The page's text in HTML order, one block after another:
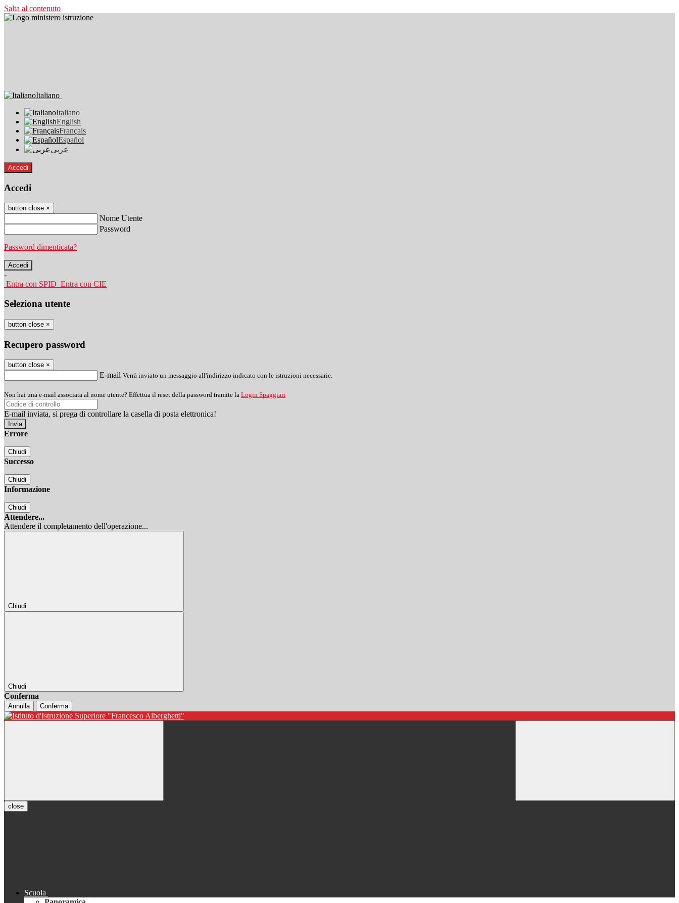
Salta al contenuto
Italiano
Italiano
English
Français
Español
عربى
Accedi
Accedi
button close ×
Nome Utente
Password
Password dimenticata?
-
Entra con SPID Entra con CIE
Seleziona utente
button close ×
Recupero password
button close ×
E-mail Verrà inviato un messaggio all'indirizzo indicato con le istruzioni necessarie.
Non hai una e-mail associata al nome utente? Effettua il reset della password tramite la Login Spaggiari
E-mail inviata, si prega di controllare la casella di posta elettronica!
Errore
Chiudi
Successo
Chiudi
Informazione
Chiudi
Attendere...
Attendere il completamento dell'operazione...
Chiudi
Chiudi
Conferma
Annulla Conferma
close
Scuola